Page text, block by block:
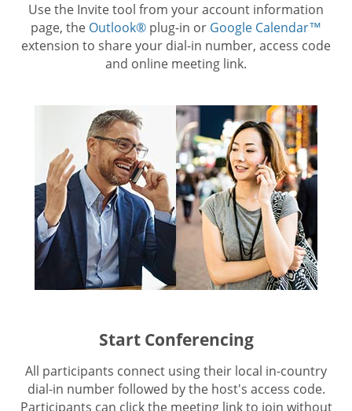
Use the Invite tool from your account information
page, the Outlook® plug-in or Google Calendar™
extension to share your dial-in number, access code
and online meeting link.
Start Conferencing
All participants connect using their local in-country
dial-in number followed by the host's access code.
Participants can click the meeting link to join without